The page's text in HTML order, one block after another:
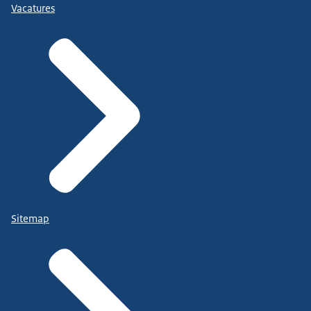
Vacatures
Sitemap